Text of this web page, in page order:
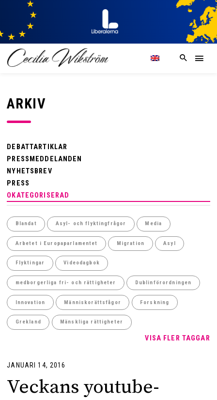
ARKIV
DEBATTARTIKLAR
PRESSMEDDELANDEN
NYHETSBREV
PRESS
OKATEGORISERAD
Blandat Asyl- och flyktingfrågor Media
Arbetet i Europaparlamentet Migration Asyl
Flyktingar Videodagbok
medborgerliga fri- och rättigheter Dublinförordningen
Innovation Människorättsfågor Forskning
Grekland Mänskliga rättigheter
VISA FLER TAGGAR
JANUARI 14, 2016
Veckans youtube-